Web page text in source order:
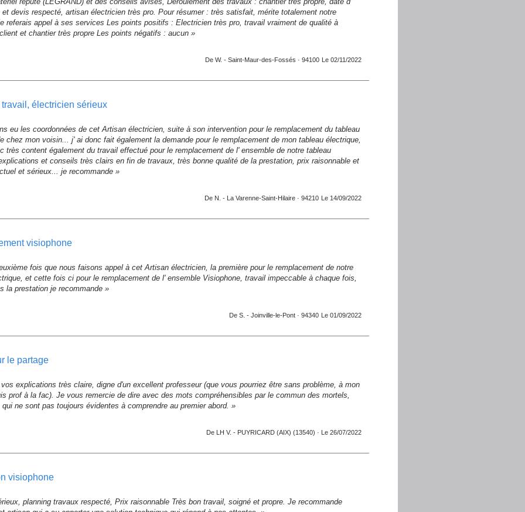
et devis respecté, artisan électricien très pro. Pour résumer : très satisfait, mérite totalement notre
referais appel à ses services Les points positifs : Electricien très pro, travail vraiment de qualité à
et chantier très propre Les points négatifs : aucun »
De W. -Saint-Maur-des-Fossés · 94100 Le 02/11/2022
travail, électricien sérieux
eu les coordonnées de cet Artisan électricien, suite à son intervention pour le remplacement du tableau
chez mon voisin... j' ai donc fait également la demande pour le remplacement de mon tableau électrique,
très content également du travail effectué pour le remplacement de l' ensemble de notre tableau
et conseils très clairs en fin de travaux, très bonne qualité de la prestation, prix raisonnable et
et sérieux... je recommande »
De N. - La Varenne-Saint-Hilaire · 94210 Le 14/09/2022
visiophone
fois que nous faisons appel à cet Artisan électricien, la première pour le remplacement de notre
et cette fois ci pour le remplacement de l' ensemble Visiophone, travail impeccable à chaque fois,
la prestation je recommande »
De S. -Joinville-le-Pont · 94340 Le 01/09/2022
le partage
explications très claire, digne d'un excellent professeur (que vous pourriez être sans problème, à mon
prof à la fac). Je vous remercie de dire avec des mots compréhensibles par le commun des mortels,
ne sont pas toujours évidentes à comprendre au premier abord. »
De LH V. - PUYRICARD (AIX) (13540) · Le 26/07/2022
visiophone
planning travaux respecté, Prix raisonnable Très bon travail, soigné et propre. Je recommande